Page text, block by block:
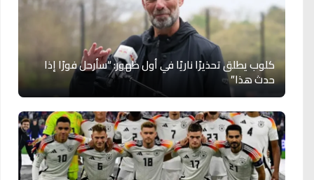
كلوب يطلق تحذيرًا ناريًا في أول ظهور: “سأرحل فورًا إذا
حدث هذا”